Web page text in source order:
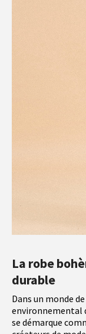
La robe
durable
Dans un monde
environnemental
se démarque